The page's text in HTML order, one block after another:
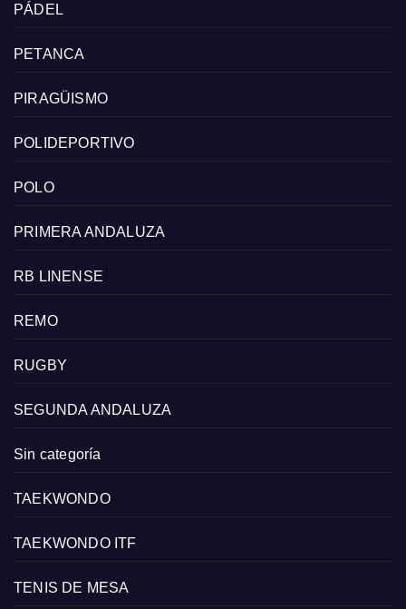
PÁDEL
PETANCA
PIRAGÜISMO
POLIDEPORTIVO
POLO
PRIMERA ANDALUZA
RB LINENSE
REMO
RUGBY
SEGUNDA ANDALUZA
Sin categoría
TAEKWONDO
TAEKWONDO ITF
TENIS DE MESA